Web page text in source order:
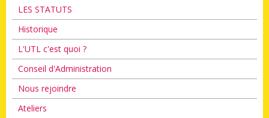
LES STATUTS
Historique
L'UTL c'est quoi ?
Conseil d'Administration
Nous rejoindre
Ateliers